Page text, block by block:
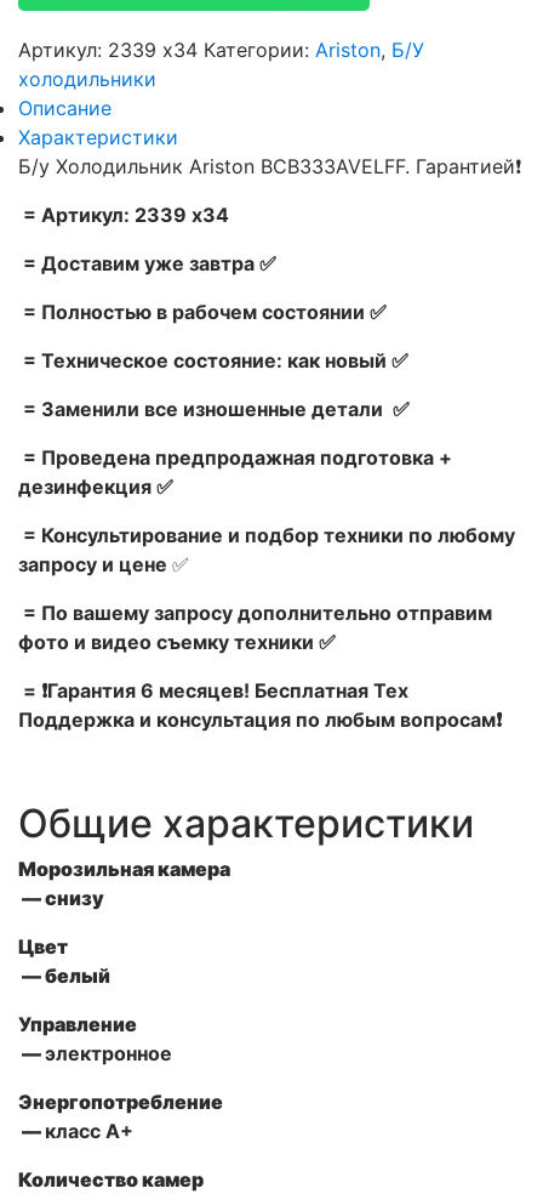
Артикул: 2339 x34 Категории: Ariston, Б/У
холодильники
Описание
Характеристики
Б/у Холодильник Ariston BCB333AVELFF. Гарантией❗
= Артикул: 2339 x34
= Доставим уже завтра ✅
= Полностью в рабочем состоянии ✅
= Техническое состояние: как новый ✅
= Заменили все изношенные детали ✅
= Проведена предпродажная подготовка +
дезинфекция ✅
= Консультирование и подбор техники по любому
запросу и цене ✅
= По вашему запросу дополнительно отправим
фото и видео съемку техники ✅
= ❗Гарантия 6 месяцев! Бесплатная Тех
Поддержка и консультация по любым вопросам❗
Общие характеристики
Морозильная камера
— снизу
Цвет
— белый
Управление
—электронное
Энергопотребление
— класс А+
Количество камер